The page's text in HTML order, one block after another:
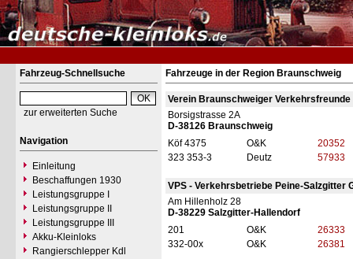
Fahrzeug-Schnellsuche
zur erweiterten Suche
Navigation
Einleitung
Beschaffungen 1930
Leistungsgruppe I
Leistungsgruppe II
Leistungsgruppe III
Akku-Kleinloks
Rangierschlepper Kdl
Fahrzeuge in der Region Braunschweig
Verein Braunschweiger Verkehrsfreunde
Borsigstrasse 2A
D-38126 Braunschweig
Köf 4375
O&K
20352
323 353-3
Deutz 57933
VPS - Verkehrsbetriebe Peine-Salzgitter
Am Hillenholz 28
D-38229 Salzgitter-Hallendorf
201
O&K
26333
332-00x
O&K 26381